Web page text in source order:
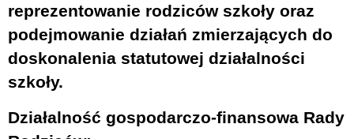
reprezentowanie rodziców szkoły oraz
podejmowanie działań zmierzających do
doskonalenia statutowej działalności
szkoły.
Działalność gospodarczo-finansowa Rady